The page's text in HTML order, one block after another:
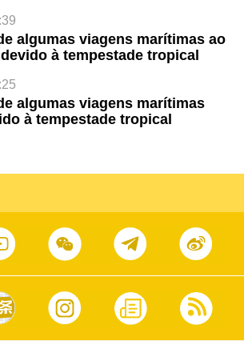
algumas viagens marítimas ao
à tempestade tropical
algumas viagens marítimas
à tempestade tropical